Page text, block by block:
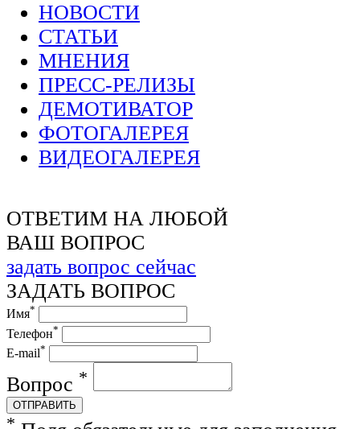
НОВОСТИ
СТАТЬИ
МНЕНИЯ
ПРЕСС-РЕЛИЗЫ
ДЕМОТИВАТОР
ФОТОГАЛЕРЕЯ
ВИДЕОГАЛЕРЕЯ
ОТВЕТИМ НА ЛЮБОЙ
ВАШ ВОПРОС
задать вопрос сейчас
ЗАДАТЬ ВОПРОС
Имя*
Телефон*
E-mail*
Вопрос *
ОТПРАВИТЬ
*